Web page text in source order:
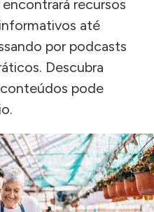
recursos
até
por podcasts
Descubra
pode